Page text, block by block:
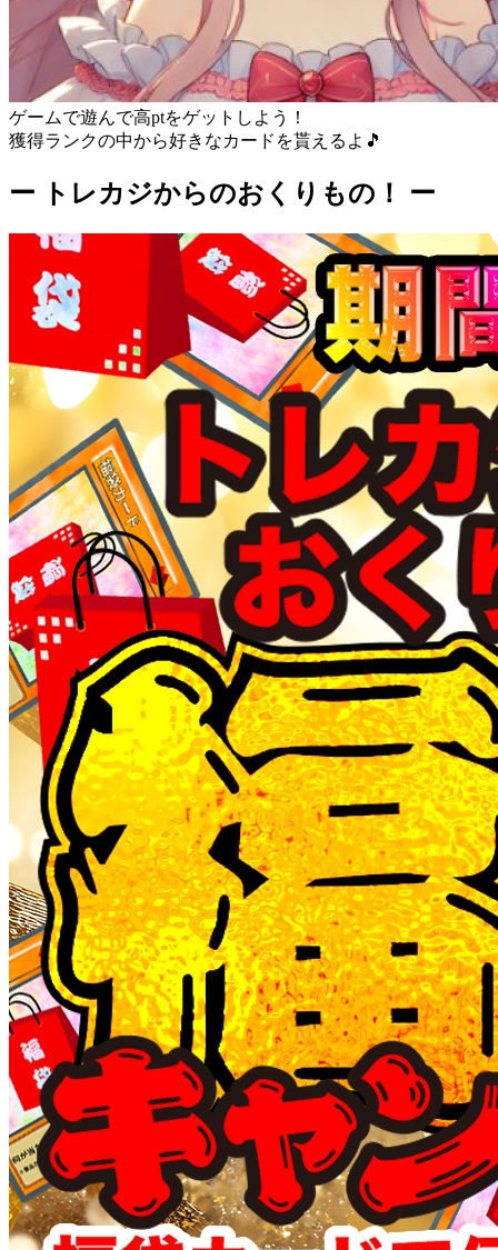
ゲームで遊んで高ptをゲットしよう！
獲得ランクの中から好きなカードを貰えるよ🎵
ー トレカジからのおくりもの！ ー